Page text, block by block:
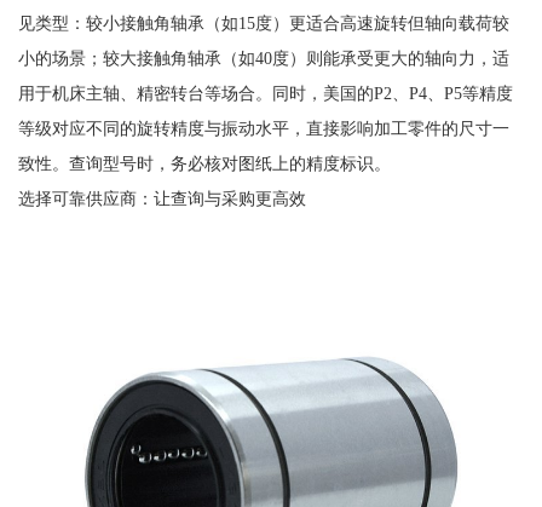
见类型：较小接触角轴承（如15度）更适合高速旋转但轴向载荷较
小的场景；较大接触角轴承（如40度）则能承受更大的轴向力，适
用于机床主轴、精密转台等场合。同时，美国的P2、P4、P5等精度
等级对应不同的旋转精度与振动水平，直接影响加工零件的尺寸一
致性。查询型号时，务必核对图纸上的精度标识。
选择可靠供应商：让查询与采购更高效